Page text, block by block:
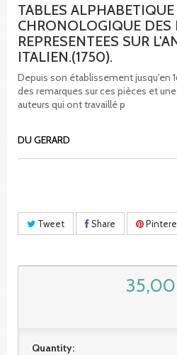
TABLES ALPHABETIQUE
CHRONOLOGIQUE DES
REPRESENTEES SUR
ITALIEN.(1750).
Depuis son établissement jusqu'en
des remarques sur ces pièces et
auteurs qui ont travaillé p
DU GERARD
Tweet Share
Quantity: